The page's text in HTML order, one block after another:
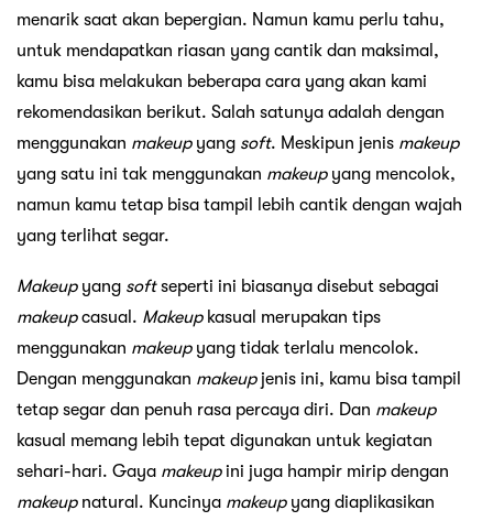
menarik saat akan bepergian. Namun kamu perlu tahu,
untuk mendapatkan riasan yang cantik dan maksimal,
kamu bisa melakukan beberapa cara yang akan kami
rekomendasikan berikut. Salah satunya adalah dengan
menggunakan makeupyang soft. Meskipun jenis makeup
yang satu ini tak menggunakan makeupyang mencolok,
namun kamu tetap bisa tampil lebih cantik dengan wajah
yang terlihat segar.
Makeup yang softseperti ini biasanya disebut sebagai
makeupcasual. Makeupkasual merupakan tips
menggunakan makeupyang tidak terlalu mencolok.
Dengan menggunakan makeupjenis ini, kamu bisa tampil
tetap segar dan penuh rasa percaya diri. Dan makeup
kasual memang lebih tepat digunakan untuk kegiatan
sehari-hari. Gaya makeupini juga hampir mirip dengan
makeupnatural. Kuncinya makeupyang diaplikasikan